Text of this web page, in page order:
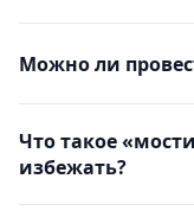
Можно ли
Что такое
избежать?